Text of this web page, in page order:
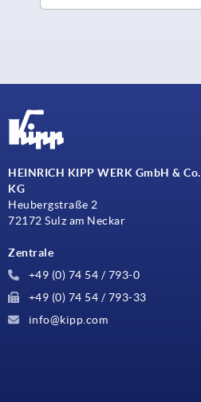
HEINRICH KIPP WERK GmbH & Co.
KG
Heubergstraße 2
72172 Sulz am Neckar
Zentrale
+49 (0) 74 54 / 793-0
+49 (0) 74 54 / 793-33
info@kipp.com